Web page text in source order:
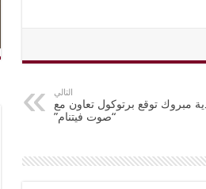
التالي
مبروك توقع برتوكول تعاون مع
“صوت فيتنام”